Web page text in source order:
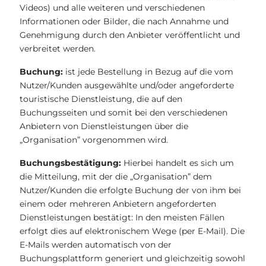
Videos) und alle weiteren und verschiedenen
Informationen oder Bilder, die nach Annahme und
Genehmigung durch den Anbieter veröffentlicht und
verbreitet werden.
Buchung:ist jede Bestellung in Bezug auf die vom
Nutzer/Kunden ausgewählte und/oder angeforderte
touristische Dienstleistung, die auf den
Buchungsseiten und somit bei den verschiedenen
Anbietern von Dienstleistungen über die
„Organisation” vorgenommen wird.
Buchungsbestätigung:Hierbei handelt es sich um
die Mitteilung, mit der die „Organisation” dem
Nutzer/Kunden die erfolgte Buchung der von ihm bei
einem oder mehreren Anbietern angeforderten
Dienstleistungen bestätigt: In den meisten Fällen
erfolgt dies auf elektronischem Wege (per E-Mail). Die
E-Mails werden automatisch von der
Buchungsplattform generiert und gleichzeitig sowohl